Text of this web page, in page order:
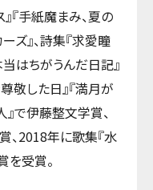
』『手紙魔まみ、夏の
ズ』、詩集『求愛瞳
当はちがうんだ日記』
敬した日』『満月が
』で伊藤整文学賞、
、2018年に歌集『水
受賞。